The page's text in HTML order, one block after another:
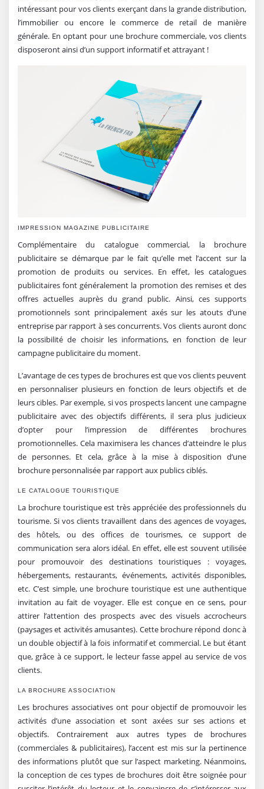
intéressant pour vos clients exerçant dans la grande distribution,
l’immobilier ou encore le commerce de retail de manière
générale. En optant pour une brochure commerciale, vos clients
disposeront ainsi d’un support informatif et attrayant !
IMPRESSION MAGAZINE PUBLICITAIRE
Complémentaire du catalogue commercial, la brochure
publicitaire se démarque par le fait qu’elle met l’accent sur la
promotion de produits ou services. En effet, les catalogues
publicitaires font généralement la promotion des remises et des
offres actuelles auprès du grand public. Ainsi, ces supports
promotionnels sont principalement axés sur les atouts d’une
entreprise par rapport à ses concurrents. Vos clients auront donc
la possibilité de choisir les informations, en fonction de leur
campagne publicitaire du moment.
L’avantage de ces types de brochures est que vos clients peuvent
en personnaliser plusieurs en fonction de leurs objectifs et de
leurs cibles. Par exemple, si vos prospects lancent une campagne
publicitaire avec des objectifs différents, il sera plus judicieux
d’opter pour l’impression de différentes brochures
promotionnelles. Cela maximisera les chances d’atteindre le plus
de personnes. Et cela, grâce à la mise à disposition d’une
brochure personnalisée par rapport aux publics ciblés.
LE CATALOGUE TOURISTIQUE
La brochure touristique est très appréciée des professionnels du
tourisme. Si vos clients travaillent dans des agences de voyages,
des hôtels, ou des offices de tourismes, ce support de
communication sera alors idéal. En effet, elle est souvent utilisée
pour promouvoir des destinations touristiques : voyages,
hébergements, restaurants, événements, activités disponibles,
etc. C’est simple, une brochure touristique est une authentique
invitation au fait de voyager. Elle est conçue en ce sens, pour
attirer l’attention des prospects avec des visuels accrocheurs
(paysages et activités amusantes). Cette brochure répond donc à
un double objectif à la fois informatif et commercial. Le but étant
que, grâce à ce support, le lecteur fasse appel au service de vos
clients.
LA BROCHURE ASSOCIATION
Les brochures associatives ont pour objectif de promouvoir les
activités d’une association et sont axées sur ses actions et
objectifs. Contrairement aux autres types de brochures
(commerciales & publicitaires), l’accent est mis sur la pertinence
des informations plutôt que sur l’aspect marketing. Néanmoins,
la conception de ces types de brochures doit être soignée pour